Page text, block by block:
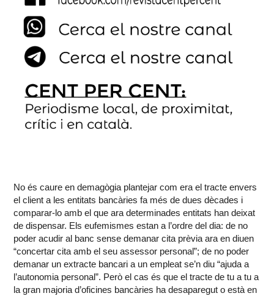
No és caure en demagògia plantejar com era el tracte envers
el client a les entitats bancàries fa més de dues dècades i
comparar-lo amb el que ara determinades entitats han deixat
de dispensar. Els eufemismes estan a l’ordre del dia: de no
poder acudir al banc sense demanar cita prèvia ara en diuen
“concertar cita amb el seu assessor personal”; de no poder
demanar un extracte bancari a un empleat se’n diu “ajuda a
l’autonomia personal”. Però el cas és que el tracte de tu a tu a
la gran majoria d’oficines bancàries ha desaparegut o està en